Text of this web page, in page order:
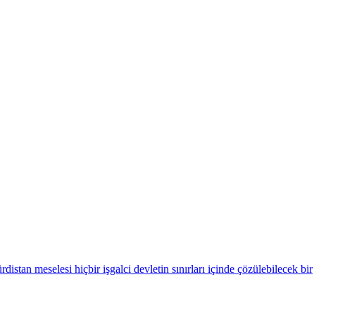
meselesi hiçbir işgalci devletin sınırları içinde çözülebilecek bir